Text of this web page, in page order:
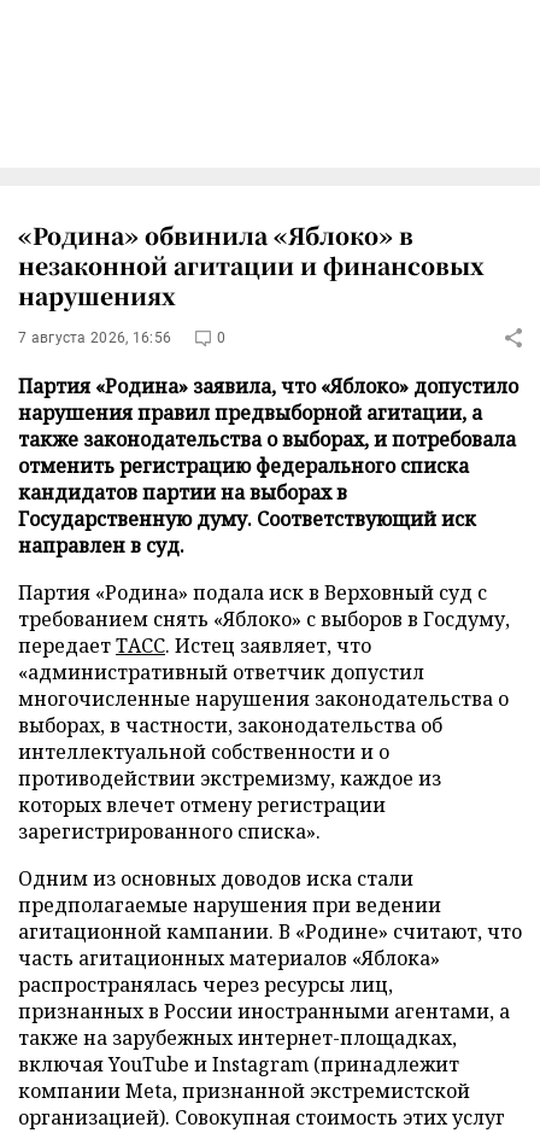
«Родина» обвинила «Яблоко» в
незаконной агитации и финансовых
нарушениях
7 августа 2026, 16:56 0
Партия «Родина» заявила, что «Яблоко» допустило
нарушения правил предвыборной агитации, а
также законодательства о выборах, и потребовала
отменить регистрацию федерального списка
кандидатов партии на выборах в
Государственную думу. Соответствующий иск
направлен в суд.
Партия «Родина» подала иск в Верховный суд с
требованием снять «Яблоко» с выборов в Госдуму,
передаетТАСС. Истец заявляет, что
«административный ответчик допустил
многочисленные нарушения законодательства о
выборах, в частности, законодательства об
интеллектуальной собственности и о
противодействии экстремизму, каждое из
которых влечет отмену регистрации
зарегистрированного списка».
Одним из основных доводов иска стали
предполагаемые нарушения при ведении
агитационной кампании. В «Родине» считают, что
часть агитационных материалов «Яблока»
распространялась через ресурсы лиц,
признанных в России иностранными агентами, а
также на зарубежных интернет-площадках,
включая YouTube и Instagram (принадлежит
компании Meta, признанной экстремистской
организацией). Совокупная стоимость этих услуг